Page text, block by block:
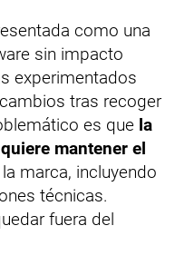
como una
sin impacto
experimentados
tras recoger
es que la
mantener el
marca, incluyendo
técnicas.
fuera del